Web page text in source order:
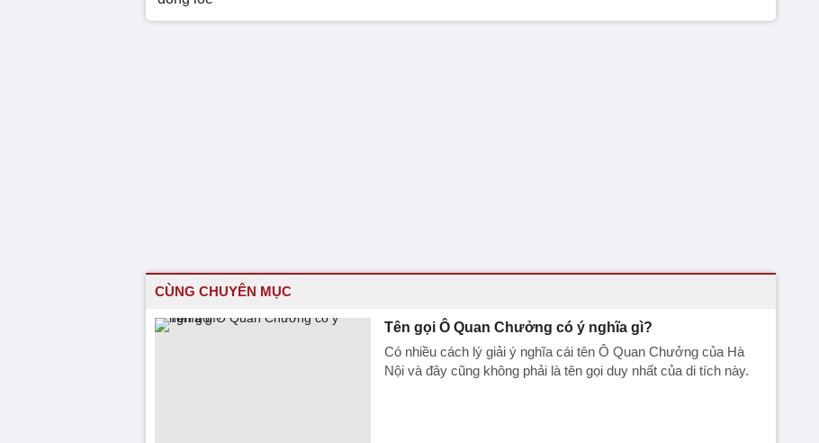
CÙNG CHUYÊN MỤC
Tên gọi Ô Quan Chưởng có ý nghĩa gì?
Có nhiều cách lý giải ý nghĩa cái tên Ô Quan Chưởng của Hà
Nội và đây cũng không phải là tên gọi duy nhất của di tích này.